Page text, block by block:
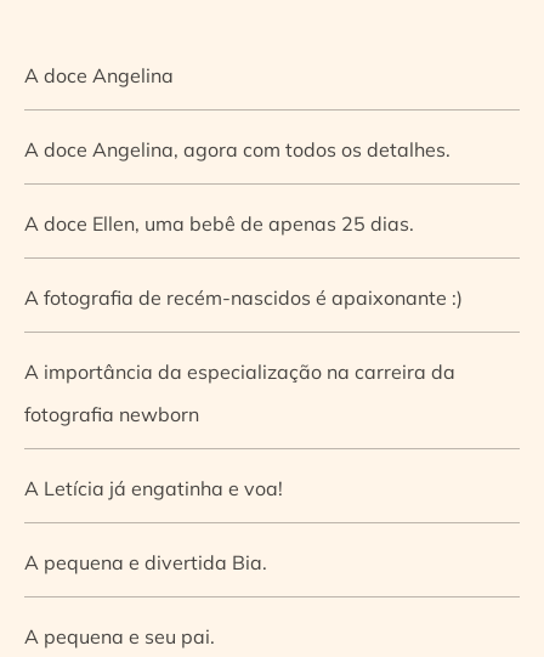
A doce Angelina
A doce Angelina, agora com todos os detalhes.
A doce Ellen, uma bebê de apenas 25 dias.
A fotografia de recém-nascidos é apaixonante :)
A importância da especialização na carreira da
fotografia newborn
A Letícia já engatinha e voa!
A pequena e divertida Bia.
A pequena e seu pai.